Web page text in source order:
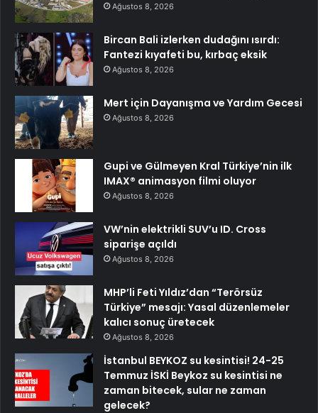
Ağustos 8, 2026
Bircan Bali izlerken dudağını ısırdı:
Fantezi kıyafeti bu, kırbaç eksik
Ağustos 8, 2026
Mert için Dayanışma ve Yardım Gecesi
Ağustos 8, 2026
Gupi ve Gülmeyen Kral Türkiye’nin ilk
IMAX® animasyon filmi oluyor
Ağustos 8, 2026
VW’nin elektrikli SUV’u ID. Cross
siparişe açıldı
Ağustos 8, 2026
MHP’li Feti Yıldız’dan “Terörsüz
Türkiye” mesajı: Yasal düzenlemeler
kalıcı sonuç üretecek
Ağustos 8, 2026
İstanbul BEYKOZ su kesintisi! 24-25
Temmuz İSKİ Beykoz su kesintisi ne
zaman bitecek, sular ne zaman
gelecek?